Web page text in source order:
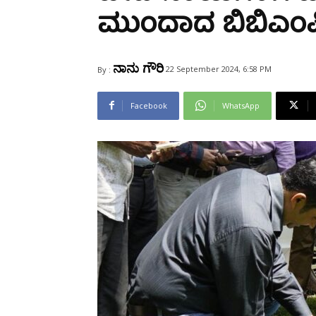
ಮುಂದಾದ
By : ನಾನು ಗೌರಿ 22 September 2024, 6:58 PM
Facebook WhatsApp